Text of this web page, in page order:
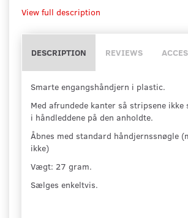
View full description
DESCRIPTION REVIEWS
Smarte engangshåndjern i plastic.
Med afrundede kanter så stripsene
i håndleddene på den anholdte.
Åbnes med standard håndjernssnøgle
ikke)
Vægt: 27 gram.
Sælges enkeltvis.